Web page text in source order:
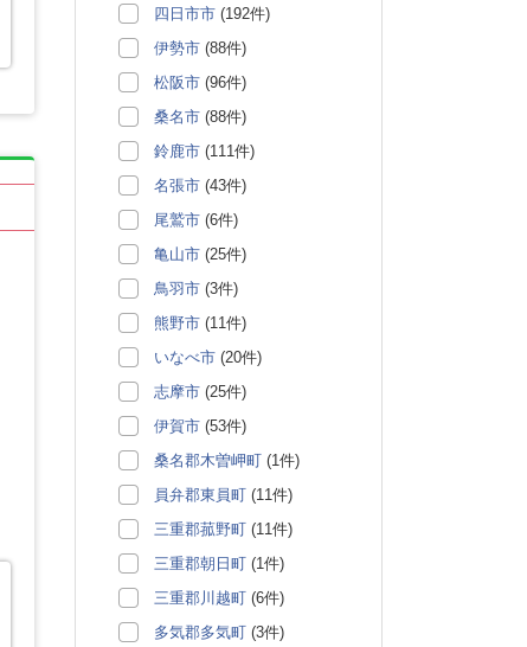
四日市市 (192件)
伊勢市 (88件)
松阪市 (96件)
桑名市 (88件)
鈴鹿市 (111件)
名張市 (43件)
尾鷲市 (6件)
亀山市 (25件)
鳥羽市 (3件)
熊野市 (11件)
いなべ市 (20件)
志摩市 (25件)
伊賀市 (53件)
桑名郡木曽岬町 (1件)
員弁郡東員町 (11件)
三重郡菰野町 (11件)
三重郡朝日町 (1件)
三重郡川越町 (6件)
多気郡多気町 (3件)